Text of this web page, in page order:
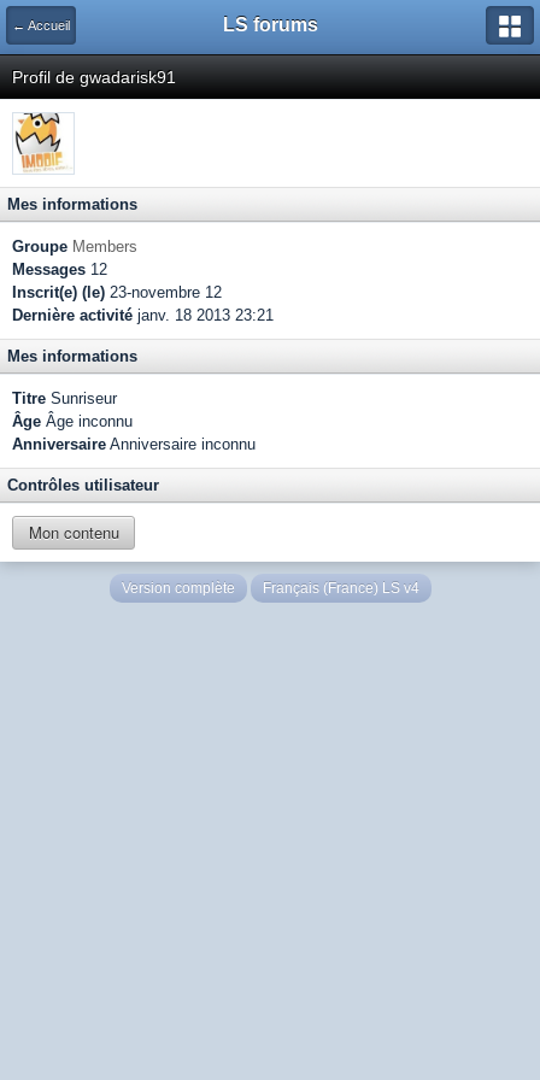
← Accueil LS forums
Profil de gwadarisk91
Mes informations
Groupe Members
Messages 12
Inscrit(e) (le) 23-novembre 12
Dernière activité janv. 18 2013 23:21
Mes informations
Titre Sunriseur
Âge Âge inconnu
Anniversaire Anniversaire inconnu
Contrôles utilisateur
Mon contenu
Version complète Français (France) LS v4